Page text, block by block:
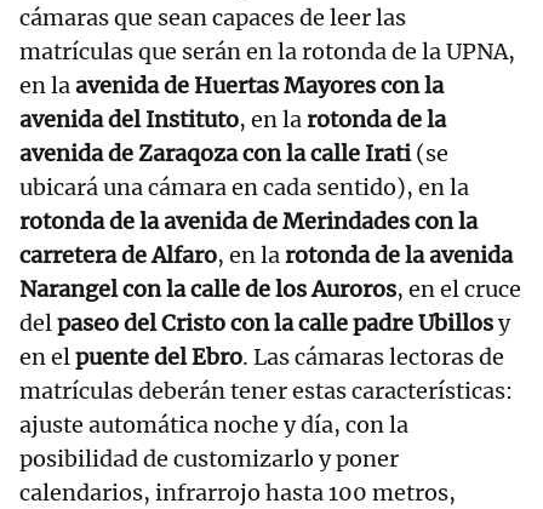
cámaras que sean capaces de leer las
matrículas que serán en la rotonda de la UPNA,
en laavenida de Huertas Mayores con la
avenida del Instituto, en larotonda de la
avenida de Zaraqoza con la calle Irati(se
ubicará una cámara en cada sentido), en la
rotonda de la avenida de Merindades con la
carretera de Alfaro, en larotonda de la avenida
Narangel con la calle de los Auroros, en el cruce
delpaseo del Cristo con la calle padre Ubillosy
en elpuente del Ebro. Las cámaras lectoras de
matrículas deberán tener estas características:
ajuste automática noche y día, con la
posibilidad de customizarlo y poner
calendarios, infrarrojo hasta 100 metros,